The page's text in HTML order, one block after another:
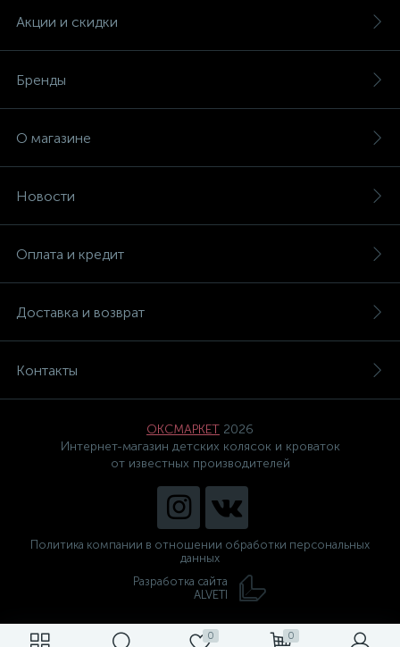
0 0
Акции и скидки
Бренды
О магазине
Новости
Оплата и кредит
Доставка и возврат
Контакты
ОКСМАРКЕТ 2026
Интернет-магазин детских колясок и кроваток
от известных производителей
Политика компании в отношении обработки персональных
данных
Разработка сайта
ALVETI